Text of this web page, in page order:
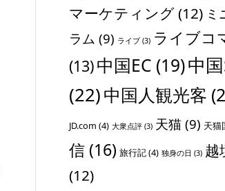
マーケティング(12) ミ
ラム (9) ライブ (3) ライブコ
(13)中国EC (19)中
(22)中国人観光客
JD.com (4) 大衆点評 (3) 天猫 (9) 天猫
信 (16) 旅行記(4) 独身の日 (3) 越
(12)